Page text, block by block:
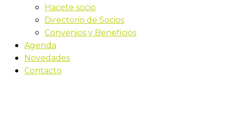
Hacete socio
Directorio de Socios
Convenios y Beneficios
Agenda
Novedades
Contacto